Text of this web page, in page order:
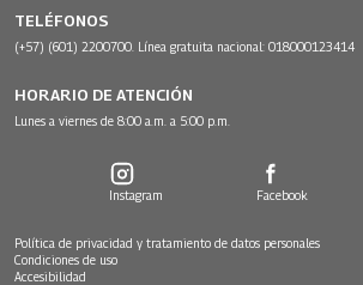
TELÉFONOS
(+57) (601) 2200700. Línea gratuita nacional: 018000123414
HORARIO DE ATENCIÓN
Lunes a viernes de 8:00 a.m. a 5:00 p.m.
Instagram Facebook
Política de privacidad y tratamiento de datos personales
Condiciones de uso
Accesibilidad